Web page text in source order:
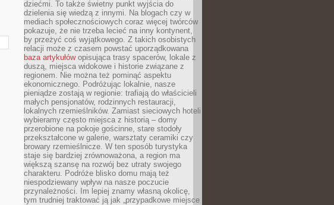
dziećmi. To także świetny punkt wyjścia do
dzielenia się wiedzą z innymi. Na blogach czy w
mediach społecznościowych coraz więcej twórców
pokazuje, że nie trzeba lecieć na inny kontynent,
by przeżyć coś wyjątkowego. Z takich osobistych
relacji może z czasem powstać uporządkowana
baza artykułówopisująca trasy spacerów, lokale z
duszą, miejsca widokowe i historie związane z
regionem. Nie można też pominąć aspektu
ekonomicznego. Podróżując lokalnie, nasze
pieniądze zostają w regionie: trafiają do właścicieli
małych pensjonatów, rodzinnych restauracji,
lokalnych rzemieślników. Zamiast sieciowych hoteli
wybieramy często miejsca z historią – domy
przerobione na pokoje gościnne, stare stodoły
przekształcone w galerie, warsztaty ceramiki czy
browary rzemieślnicze. W ten sposób turystyka
staje się bardziej zrównoważona, a region ma
większą szansę na rozwój bez utraty swojego
charakteru. Podróże blisko domu mają też
niespodziewany wpływ na nasze poczucie
przynależności. Im lepiej znamy własną okolicę,
tym trudniej traktować ją jak „przypadkowe miejsce